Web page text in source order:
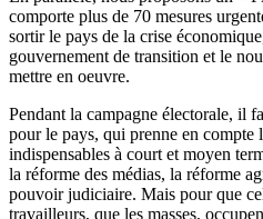
comporte plus de 70 mesures
sortir le pays de la crise
gouvernement de transition et le
mettre en oeuvre.
Pendant la campagne électorale, il
pour le pays, qui prenne en compte
indispensables à court et moyen
la réforme des médias, la réforme
pouvoir judiciaire. Mais pour que
travailleurs, que les masses,